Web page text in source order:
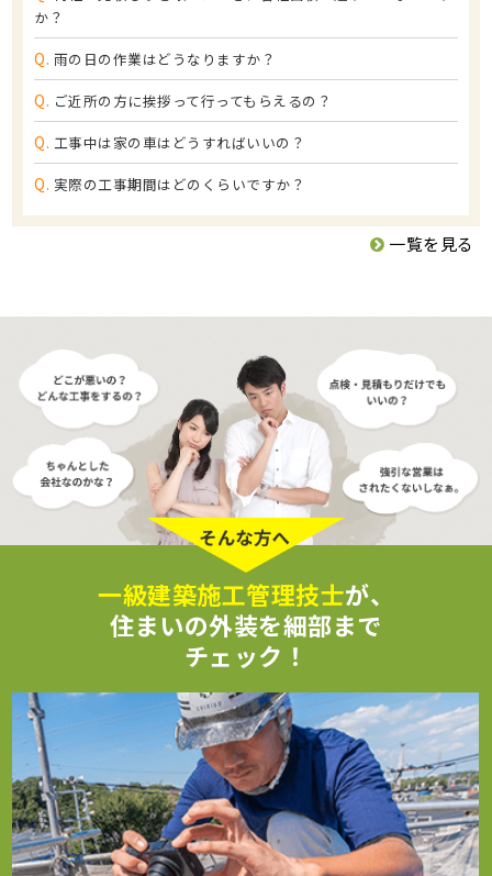
か？
Q. 雨の日の作業はどうなりますか？
Q. ご近所の方に挨拶って行ってもらえるの？
Q. 工事中は家の車はどうすればいいの？
Q. 実際の工事期間はどのくらいですか？
一覧を見る
一級建築施工管理技士が、
住まいの外装を細部まで
チェック！